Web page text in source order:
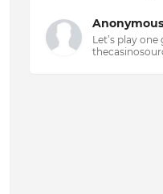
Anonymous
Let’s play